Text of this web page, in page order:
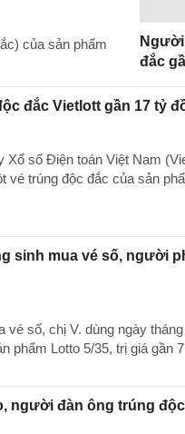
của sản phẩm
đắc
đắc Vietlott gần 17 tỷ
Xổ số Điện toán Việt Nam
vé trúng độc đắc của sản
sinh mua vé số, người
vé số, chị V. dùng ngày
phẩm Lotto 5/35, trị giá gần
người đàn ông trúng